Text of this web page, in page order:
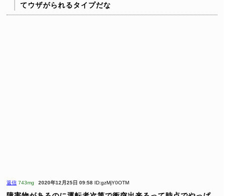
てウザがられるタイプだな
返信 743mg 2020年12月25日 09:58 ID:gzMjY0OTM